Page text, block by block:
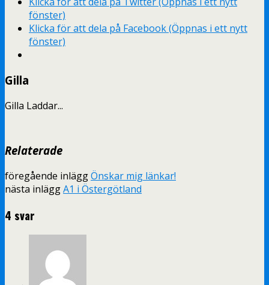
fönster)
Klicka för att dela på Facebook (Öppnas i ett nytt
fönster)
Gilla
Gilla Laddar...
Relaterade
föregående inläggÖnskar mig länkar!
nästa inläggA1 i Östergötland
4 svar